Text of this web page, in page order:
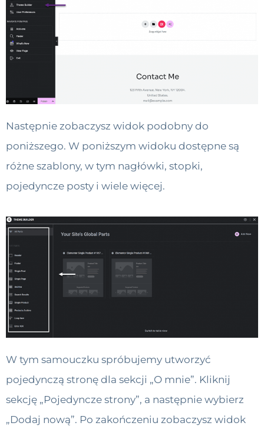
Następnie zobaczysz widok podobny do
poniższego. W poniższym widoku dostępne są
różne szablony, w tym nagłówki, stopki,
pojedyncze posty i wiele więcej.
W tym samouczku spróbujemy utworzyć
pojedynczą stronę dla sekcji „O mnie”. Kliknij
sekcję „Pojedyncze strony”, a następnie wybierz
„Dodaj nową”. Po zakończeniu zobaczysz widok